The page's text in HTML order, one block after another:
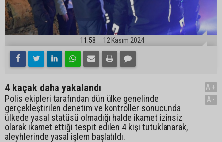
11:58 12 Kasım 2024
4 kaçak daha yakalandı
Polis ekipleri tarafından dün ülke genelinde
gerçekleştirilen denetim ve kontroller sonucunda
ülkede yasal statüsü olmadığı halde ikamet izinsiz
olarak ikamet ettiği tespit edilen 4 kişi tutuklanarak,
aleyhlerinde yasal işlem başlatıldı.
A+
A-